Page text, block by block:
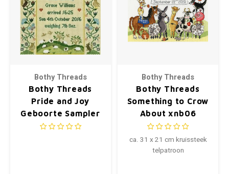
Bothy Threads
Bothy Threads
Pride and Joy
Geboorte Sampler
XS12
Bothy Threads
Bothy Threads
Something to Crow
About xnb06
ca. 31 x 21 cm kruissteek
telpatroon